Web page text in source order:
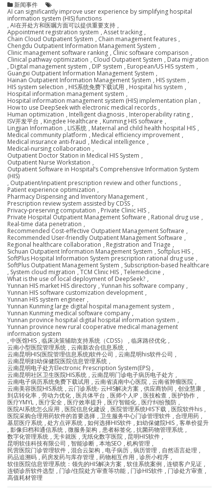
新闻事件
AI can significantly improve user experience by simplifying hospital
information system (HIS) functions
, AI在开处方和医嘱方面可以提供重要支持 ,
Appointment registration system , Asset tracking ,
Chain Cloud Outpatient System , Chain management features ,
Chengdu Outpatient Information Management System ,
Clinic management software ranking , Clinic software comparison ,
Clinical pathway optimization , Cloud Outpatient System , Data migration
, Digital management system , DIP system , European/US HIS system ,
Guangxi Outpatient Information Management System ,
Hainan Outpatient Information Management System , HIS system ,
HIS system selection , HIS系统免费下载试用 , Hospital his system ,
Hospital information management system ,
Hospital information management system (HIS) implementation plan ,
How to use DeepSeek with electronic medical records ,
Human optimization , Intelligent diagnosis , Interoperability rating ,
ISV开发平台 , Kingdee Healthcare , Kunming HIS software ,
Lingjian Information , LIS系统 , Maternal and child health hospital HIS ,
Medical community platform , Medical efficiency improvement ,
Medical insurance anti-fraud , Medical intelligence ,
Medical-nursing collaboration ,
Outpatient Doctor Station in Medical HIS System ,
Outpatient Nurse Workstation ,
Outpatient Software in Hospital’s Comprehensive Information System
(HIS)
, Outpatient/inpatient prescription review and other functions ,
Patient experience optimization ,
Pharmacy Dispensing and Inventory Management ,
Prescription review system assisted by CDSS ,
Privacy-preserving computation , Private Clinic HIS ,
Private Hospital Outpatient Management Software , Rational drug use ,
Real-time data penetration ,
Recommended Cost-effective Outpatient Management Software ,
Recommended User-friendly Outpatient Management Software ,
Regional healthcare collaboration , Registration and Triage ,
Sichuan Outpatient Information Management System , Softplus HIS ,
SoftPlus Hospital Information System prescription rational drug use ,
SoftPlus Outpatient Management System , Subscription-based healthcare
, System cloud migration , TCM Clinic HIS , Telemedicine ,
What is the use of local deployment of DeepSeek? ,
Yunnan HIS market HIS directory , Yunnan his software company ,
Yunnan HIS software customization development ,
Yunnan HIS system engineer ,
Yunnan Kunming large digital hospital management system ,
Yunnan Kunming medical software company ,
Yunnan province hospital digital hospital information system ,
Yunnan province new rural cooperative medical management
information system
, 中医馆HIS , 临床决策辅助支持系统（CDSS） , 临床路径优化 ,
云南小型医院管理系统 , 云南新农合信息系统 ,
云南昆明HIS(医院管理信息系统)软件公司 , 云南昆明his软件公司 ,
云南昆明妇幼保健院医院信息管理系统 ,
云南昆明电子处方Electronic Prescription System(EPS) ,
云南昆明社区卫生医院HIS系统 , 云南昆明门诊电子病历电子处方 ,
云南电子病历系统免费下载试用 , 云南省滇南中心医院 , 云南省肿瘤医院 ,
云南美容医院HIS系统 , 云门诊系统- 云HIS解决方案 , 供应商协同 , 创业慧康 ,
到店转化率 , 劳动力优化 , 医共体平台 , 医师个人IP , 医技检查 , 医护协作 ,
医疗YMYL , 医疗安全 , 医疗效率提升 , 医疗智能化 , 医疗纠纷预防 ,
医院AI系统怎么应用 , 医院信息化建设 , 医院管理系统HIS下载 , 医院软件his ,
医院采购合理用药软件的首要选择 , 卫生服务中心门诊管理软件 , 合理用药 ,
基层医疗系统 , 处方点评系统 , 如何选择HIS软件 , 妇幼保健院HIS , 客单价提升
, 影像归档和通信系统 , 微服务架构 , 患者标签化 , 抗菌药物管理系统 ,
数字化管理系统 , 无卡就医 , 无纸化数字医院 , 昆明HIS软件 ,
昆明软佳科技有限公司 , 智能诊断 , 本地SEO , 机构管理 ,
民营医院门诊管理软件 , 混合云架构 , 电子病历 , 病历管理 , 自然语言处理 ,
药品追溯码 , 药房发药与库存管理 , 药物相互作用 , 诊所小程序 ,
软佳医院信息管理系统：领先的HIS解决方案 , 软佳系统案例 , 连锁客户见证 ,
连锁诊所软件选型 , 门诊/住院处方审查等功能 , 门诊HIS软件 , 门诊处方审查 ,
高值耗材管理